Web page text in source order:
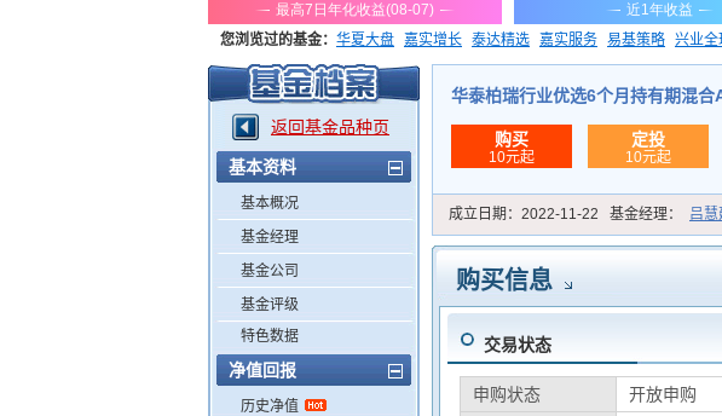
您浏览过的基金： 华夏大盘 嘉实增长 泰达精选 嘉实服务 易基策略 兴业全
添富优势 华安宏利 上证180价值ETF
返回基金品种页
基本资料
基本概况
基金经理
基金公司
基金评级
特色数据
净值回报
历史净值
华泰柏瑞行业优选6个月持有期混合
购买
10元起
定投
10元起
成立日期： 2022-11-22 基金经理： 吕慧
购买信息
交易状态
申购状态 开放申购